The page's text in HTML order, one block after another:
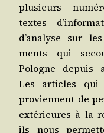
plu­sieurs
textes
d’a­na­lyse sur
ments qui
Pologne depuis
Les articles qui
pro­viennent de
exté­rieures à la
ils nous